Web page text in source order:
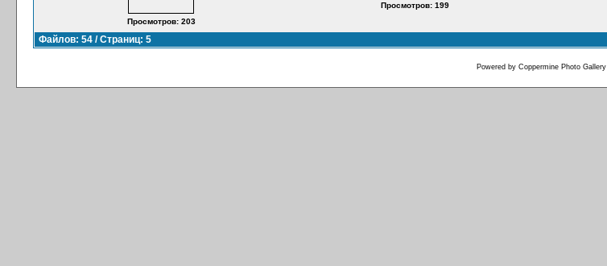
Просмотров: 203
Просмотров: 199
Файлов: 54 / Страниц: 5
Powered by Coppermine Photo Gallery